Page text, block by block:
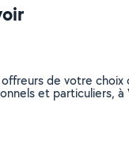
de votre
et particuliers,